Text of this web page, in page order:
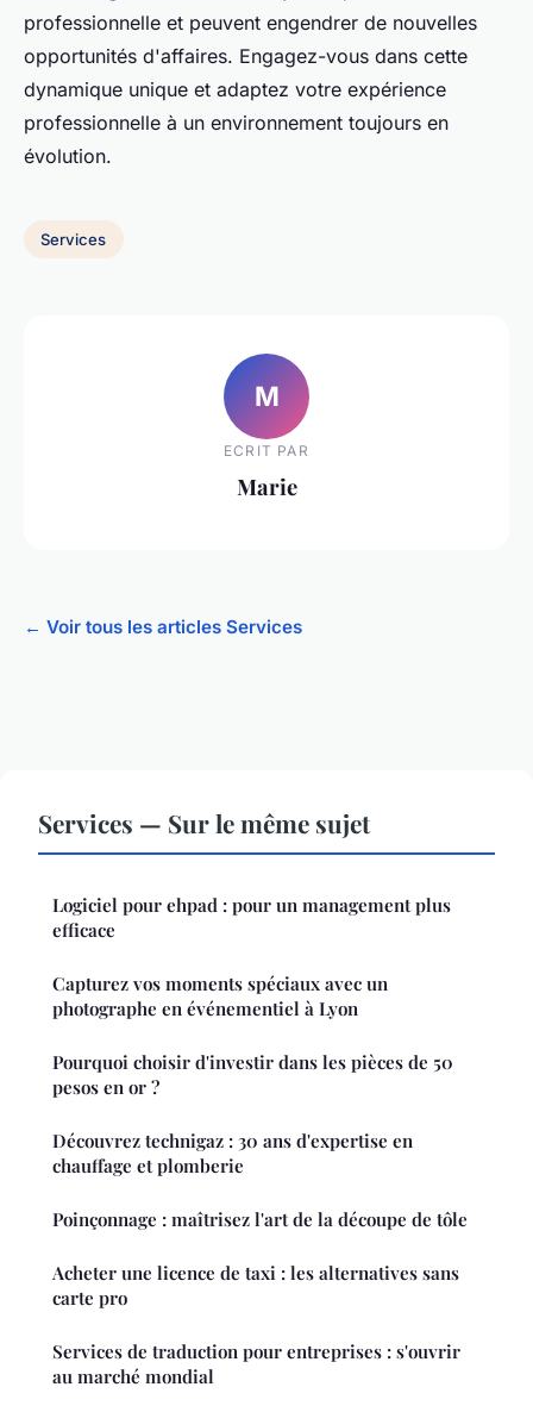
professionnelle et peuvent engendrer de nouvelles
opportunités d'affaires. Engagez-vous dans cette
dynamique unique et adaptez votre expérience
professionnelle à un environnement toujours en
évolution.
Services
M
ECRIT PAR
Marie
← Voir tous les articles Services
Services — Sur le même sujet
Logiciel pour ehpad : pour un management plus
efficace
Capturez vos moments spéciaux avec un
photographe en événementiel à Lyon
Pourquoi choisir d'investir dans les pièces de 50
pesos en or ?
Découvrez technigaz : 30 ans d'expertise en
chauffage et plomberie
Poinçonnage : maîtrisez l'art de la découpe de tôle
Acheter une licence de taxi : les alternatives sans
carte pro
Services de traduction pour entreprises : s'ouvrir
au marché mondial